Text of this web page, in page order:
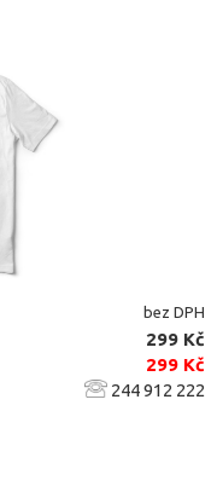
bez DPH
299 Kč
299 Kč
244 912 222